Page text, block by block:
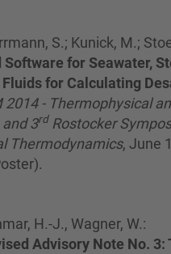
S.; Kunick, M.;
for Seawater,
for Calculating
2014 - Thermophysical
3rd Rostocker
Thermodynamics, June
H.-J., Wagner, W.:
Advisory Note No.